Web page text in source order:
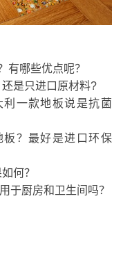
有哪些优点呢？
是只进口原材料?
一款地板说是抗菌
？最好是进口环保
何？
于厨房和卫生间吗？